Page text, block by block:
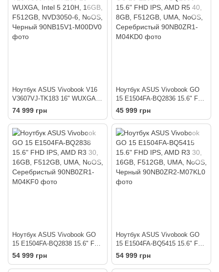
Ноутбук ASUS Vivobook V16
V3607VJ-TK183 16" WUXGA,
Intel 5 210H, 16GB, F512GB,
NVD3050-6, NoOS, Черный
74 999 грн
Ноутбук ASUS Vivobook GO
15 E1504FA-BQ2836 15.6" FHD
IPS, AMD R5 40, 8GB,
F512GB, UMA, NoOS,
Серебристый
45 999 грн
Ноутбук ASUS Vivobook GO
15 E1504FA-BQ2838 15.6" FHD
IPS, AMD R3 30, 16GB,
F512GB, UMA, NoOS,
Серебристый
54 999 грн
Ноутбук ASUS Vivobook GO
15 E1504FA-BQ5415 15.6" FHD
IPS, AMD R3 30, 16GB,
F512GB, UMA, NoOS, Черный
54 999 грн